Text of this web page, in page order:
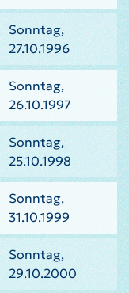
Sonntag,
27.10.1996
Sonntag,
26.10.1997
Sonntag,
25.10.1998
Sonntag,
31.10.1999
Sonntag,
29.10.2000